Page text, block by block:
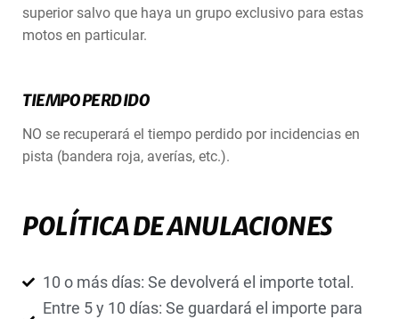
superior salvo que haya un grupo exclusivo para estas
motos en particular.
TIEMPO PERDIDO
NO se recuperará el tiempo perdido por incidencias en
pista (bandera roja, averías, etc.).
POLÍTICA DE ANULACIONES
10 o más días: Se devolverá el importe total.
Entre 5 y 10 días: Se guardará el importe para